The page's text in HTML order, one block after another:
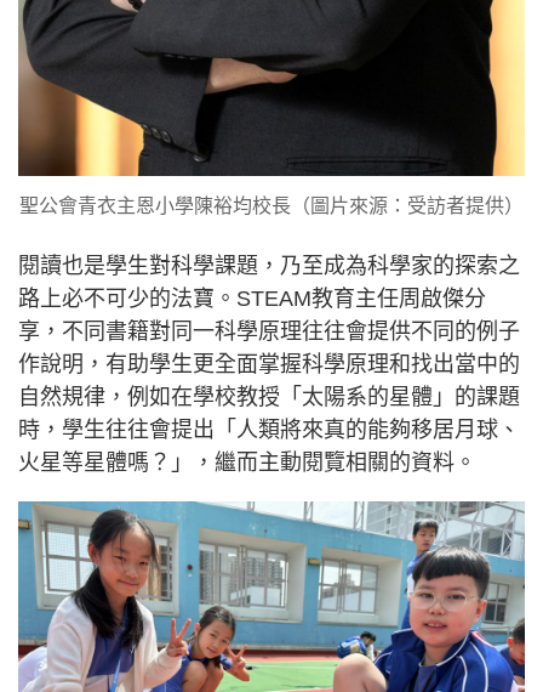
聖公會青衣主恩小學陳裕均校長（圖片來源：受訪者提供）
閱讀也是學生對科學課題，乃至成為科學家的探索之
路上必不可少的法寶。STEAM教育主任周啟傑分
享，不同書籍對同一科學原理往往會提供不同的例子
作說明，有助學生更全面掌握科學原理和找出當中的
自然規律，例如在學校教授「太陽系的星體」的課題
時，學生往往會提出「人類將來真的能夠移居月球、
火星等星體嗎？」，繼而主動閱覽相關的資料。